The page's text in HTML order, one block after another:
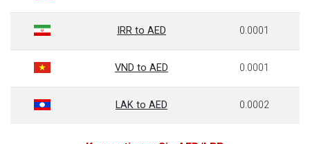
IRR to AED 0.0001
VND to AED 0.0001
LAK to AED 0.0002